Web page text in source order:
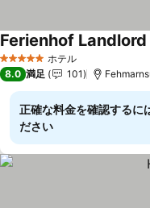
5 ホテルのランク
ホテル
Ferienhof Landlord
8.0 満足 101
正確な料金を確認するに
ださい